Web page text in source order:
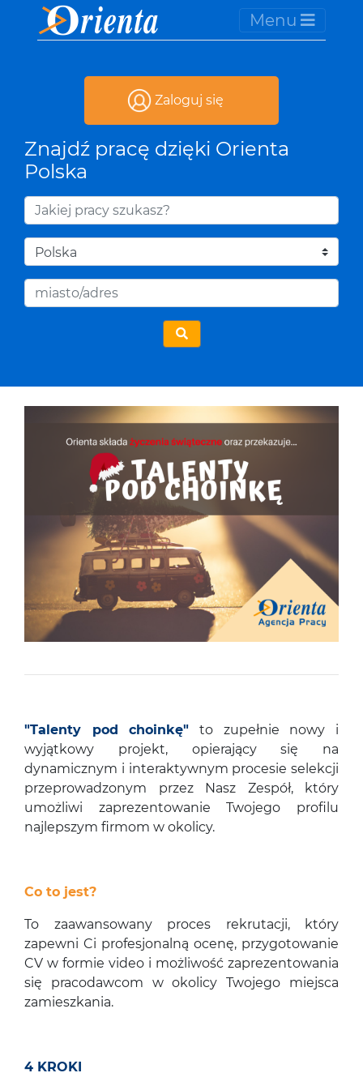
Menu
Zaloguj się
Znajdź pracę dzięki Orienta
Polska
"Talenty pod choinkę" to zupełnie nowy i
wyjątkowy projekt, opierający się na
dynamicznym i interaktywnym procesie selekcji
przeprowadzonym przez Nasz Zespół, który
umożliwi zaprezentowanie Twojego profilu
najlepszym firmom w okolicy.
Co to jest?
To zaawansowany proces rekrutacji, który
zapewni Ci profesjonalną ocenę, przygotowanie
CV w formie video i możliwość zaprezentowania
się pracodawcom w okolicy Twojego miejsca
zamieszkania.
4 KROKI